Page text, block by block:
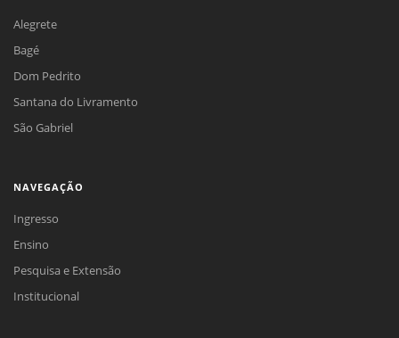
Alegrete
Bagé
Dom Pedrito
Santana do Livramento
São Gabriel
NAVEGAÇÃO
Ingresso
Ensino
Pesquisa e Extensão
Institucional